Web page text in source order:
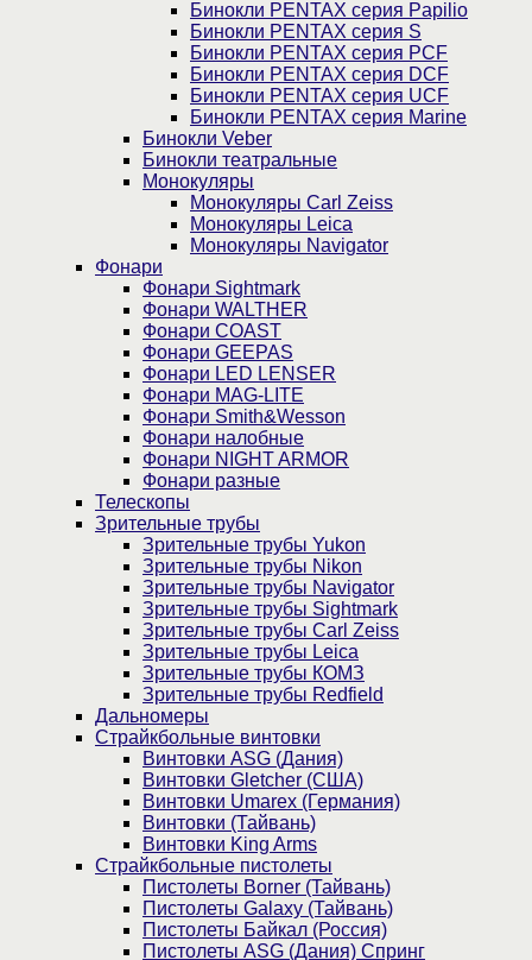
Бинокли PENTAX серия Papilio
Бинокли PENTAX серия S
Бинокли PENTAX серия PCF
Бинокли PENTAX серия DCF
Бинокли PENTAX серия UCF
Бинокли PENTAX серия Marine
Бинокли Veber
Бинокли театральные
Монокуляры
Монокуляры Carl Zeiss
Монокуляры Leica
Монокуляры Navigator
Фонари
Фонари Sightmark
Фонари WALTHER
Фонари COAST
Фонари GEEPAS
Фонари LED LENSER
Фонари MAG-LITE
Фонари Smith&Wesson
Фонари налобные
Фонари NIGHT ARMOR
Фонари разные
Телескопы
Зрительные трубы
Зрительные трубы Yukon
Зрительные трубы Nikon
Зрительные трубы Navigator
Зрительные трубы Sightmark
Зрительные трубы Carl Zeiss
Зрительные трубы Leica
Зрительные трубы КОМЗ
Зрительные трубы Redfield
Дальномеры
Страйкбольные винтовки
Винтовки ASG (Дания)
Винтовки Gletcher (США)
Винтовки Umarex (Германия)
Винтовки (Тайвань)
Винтовки King Arms
Страйкбольные пистолеты
Пистолеты Borner (Тайвань)
Пистолеты Galaxy (Тайвань)
Пистолеты Байкал (Россия)
Пистолеты ASG (Дания) Спринг